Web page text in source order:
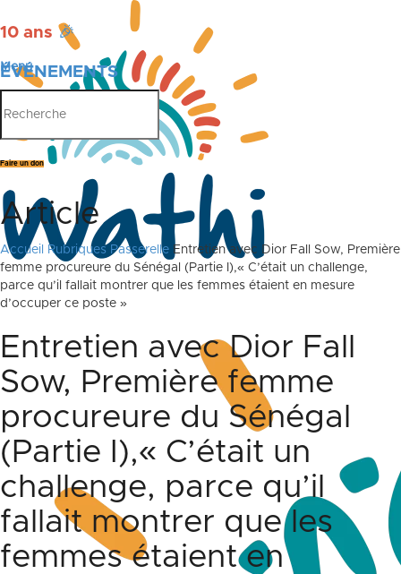
10 ans 🎉
ÉVÉNEMENTS
PUBLICATIONS
Menu
Faire un don
Article
Accueil Rubriques Passerelle Entretien avec Dior Fall Sow, Première
femme procureure du Sénégal (Partie I),« C’était un challenge,
parce qu’il fallait montrer que les femmes étaient en mesure
d’occuper ce poste »
Entretien avec Dior Fall
Sow, Première femme
procureure du Sénégal
(Partie I),« C’était un
challenge, parce qu’il
fallait montrer que les
femmes étaient en